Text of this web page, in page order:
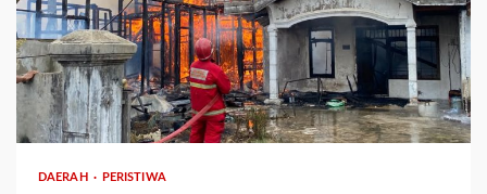
2 min read
DAERAH PERISTIWA